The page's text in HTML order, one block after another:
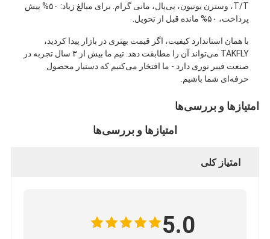
T/T، وسترن یونیون، پی‌پال، مانی گرام. برای مبالغ زیاد: ۵۰% پیش
پرداخت، ۵۰% مانده قبل از تحویل.
با همان استاندارد کیفیت، اگر قیمت بهتری در بازار پیدا کردید،
TAKFLY می‌تواند آن را مطابقت دهد. تیم ما بیش از ۳ سال تجربه در
صنعت فیبر نوری دارد - ما افتخار می‌کنیم که دستیار محصول
حرفه‌ای شما باشیم.
امتیازها و بررسی‌ها
امتیازها و بررسی‌ها
امتیاز کلی
5.0